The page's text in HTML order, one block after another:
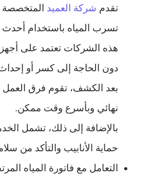
تقدم شركة العميد
تسرب المياه باستخدام أحدث
هذه الشركات تعتمد على
دون الحاجة إلى كسر أو
بعد الكشف، تقوم فرق العمل
نهائي وبأسرع وقت ممكن.
بالإضافة إلى ذلك، تشمل
حماية الأنابيب والتأكد من
التعامل مع فاتورة المياه